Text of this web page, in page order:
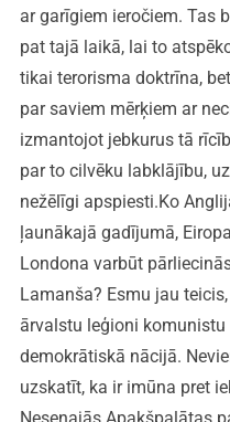
ar garīgiem ieročiem. Tas
pat tajā laikā, lai to
tikai terorisma doktrīna,
par saviem mērķiem ar
izmantojot jebkurus tā
par to cilvēku labklājību,
nežēlīgi apspiesti.Ko
ļaunākajā gadījumā,
Londona varbūt
Lamanša? Esmu jau
ārvalstu leģioni
demokrātiskā nācijā.
uzskatīt, ka ir imūna pret